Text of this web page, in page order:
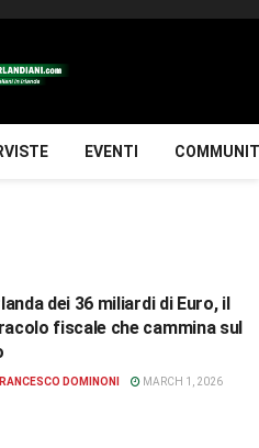
EVENTI
dei 36 miliardi di Euro, il
fiscale che cammina sul
DOMINONI MARCH 1, 2026